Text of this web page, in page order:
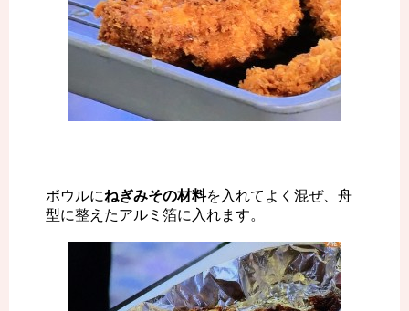
ボウルにねぎみその材料を入れてよく混ぜ、舟
型に整えたアルミ箔に入れます。